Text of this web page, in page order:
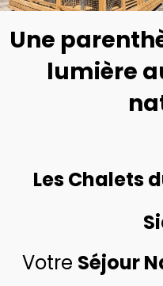
Une
lumière
Les Chalets
Votre Séjour